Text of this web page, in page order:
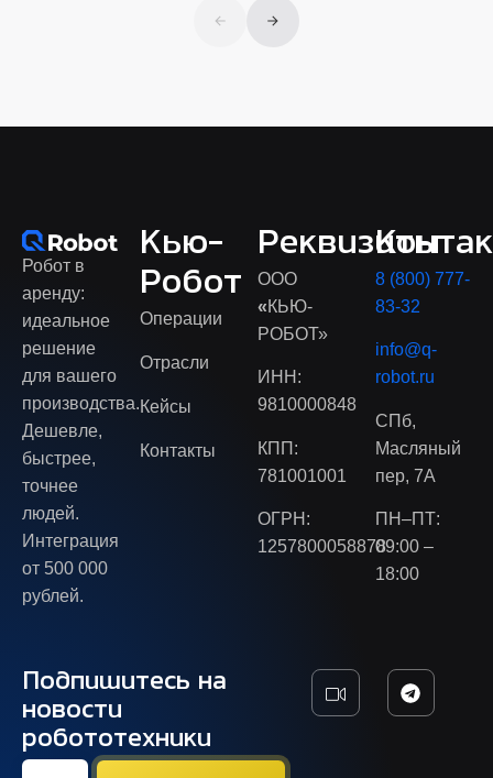
Робот в
аренду:
идеальное
решение
для вашего
производства.
Дешевле,
быстрее,
точнее
людей.
Интеграция
от 500 000
рублей.
Кью-
Робот
Операции
Отрасли
Кейсы
Контакты
Реквизиты
ООО
«КЬЮ-
РОБОТ»
ИНН:
9810000848
КПП:
781001001
ОГРН:
1257800058878
8 (800) 777-
83-32
info@q-
robot.ru
СПб,
Масляный
пер, 7А
ПН–ПТ:
09:00 –
18:00
Подпишитесь на
новости
робототехники